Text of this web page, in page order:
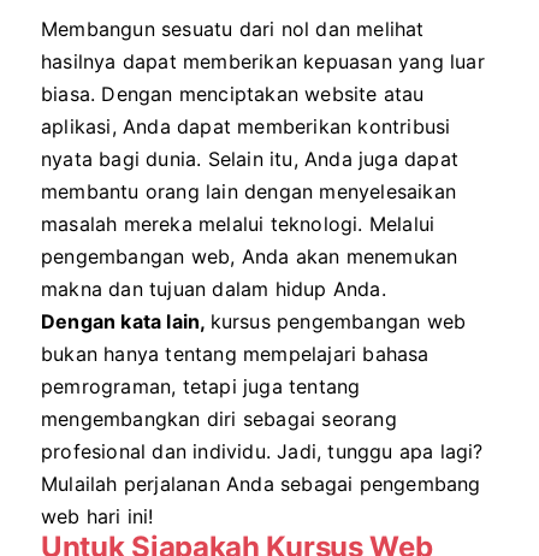
Membangun sesuatu dari nol dan melihat
hasilnya dapat memberikan kepuasan yang luar
biasa. Dengan menciptakan website atau
aplikasi, Anda dapat memberikan kontribusi
nyata bagi dunia. Selain itu, Anda juga dapat
membantu orang lain dengan menyelesaikan
masalah mereka melalui teknologi. Melalui
pengembangan web, Anda akan menemukan
makna dan tujuan dalam hidup Anda.
Dengan kata lain, kursus pengembangan web
bukan hanya tentang mempelajari bahasa
pemrograman, tetapi juga tentang
mengembangkan diri sebagai seorang
profesional dan individu. Jadi, tunggu apa lagi?
Mulailah perjalanan Anda sebagai pengembang
web hari ini!
Untuk Siapakah KursusWeb